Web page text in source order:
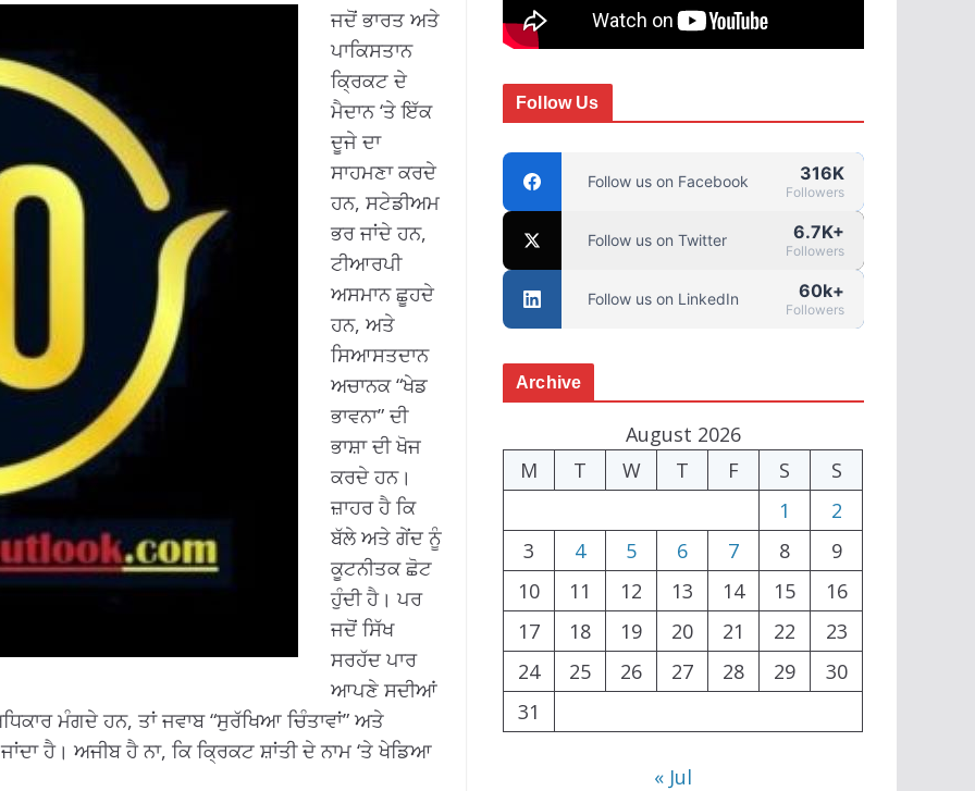
ਜਦੋਂ ਭਾਰਤ ਅਤੇ
ਪਾਕਿਸਤਾਨ
ਕ੍ਰਿਕਟ ਦੇ
ਮੈਦਾਨ ‘ਤੇ ਇੱਕ
ਦੂਜੇ ਦਾ
ਸਾਹਮਣਾ ਕਰਦੇ
ਹਨ, ਸਟੇਡੀਅਮ
ਭਰ ਜਾਂਦੇ ਹਨ,
ਟੀਆਰਪੀ
ਅਸਮਾਨ ਛੂਹਦੇ
ਹਨ, ਅਤੇ
ਸਿਆਸਤਦਾਨ
ਅਚਾਨਕ “ਖੇਡ
ਭਾਵਨਾ” ਦੀ
ਭਾਸ਼ਾ ਦੀ ਖੋਜ
ਕਰਦੇ ਹਨ।
ਜ਼ਾਹਰ ਹੈ ਕਿ
ਬੱਲੇ ਅਤੇ ਗੇਂਦ ਨੂੰ
ਕੂਟਨੀਤਕ ਛੋਟ
ਹੁੰਦੀ ਹੈ। ਪਰ
ਜਦੋਂ ਸਿੱਖ
ਸਰਹੱਦ ਪਾਰ
ਆਪਣੇ ਸਦੀਆਂ
ਮੰਗਦੇ ਹਨ, ਤਾਂ ਜਵਾਬ “ਸੁਰੱਖਿਆ ਚਿੰਤਾਵਾਂ” ਅਤੇ
ਹੈ। ਅਜੀਬ ਹੈ ਨਾ, ਕਿ ਕ੍ਰਿਕਟ ਸ਼ਾਂਤੀ ਦੇ ਨਾਮ ‘ਤੇ ਖੇਡਿਆ
Follow Us
Follow us on Facebook 316K
Followers
Follow us on Twitter 6.7K+
Followers
Follow us on LinkedIn 60k+
Followers
Archive
August 2026
M
T W T F S
S
1
2
3
4 5 6 7 8
9
10
11 12 13 14 15
16
17
18 19 20 21 22
23
24
25 26 27 28 29
30
31
« Jul